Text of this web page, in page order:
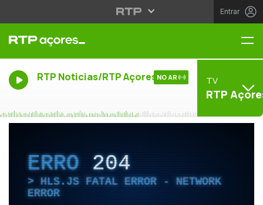
Entrar
RTP Noticias/RTP Açores NO AR TV
RTP
ERRO204
HLS.JS FATAL ERROR - NETWORK
ERROR